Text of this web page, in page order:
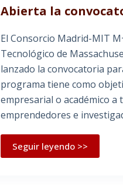
Abierta la
El Consorcio Madrid-MIT
Tecnológico de
lanzado la convocatoria
programa tiene como
empresarial o académico
emprendedores e
Seguir leyendo >>